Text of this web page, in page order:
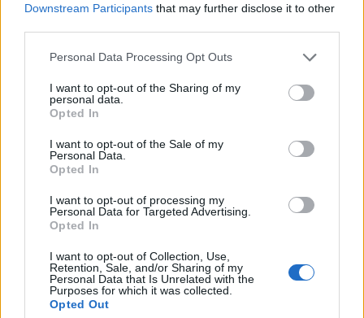
Downstream Participants that may further disclose it to other
Personal Data Processing Opt Outs
I want to opt-out of the Sharing of my
personal data.
Opted In
I want to opt-out of the Sale of my
Personal Data.
Opted In
I want to opt-out of processing my
Personal Data for Targeted Advertising.
Opted In
I want to opt-out of Collection, Use,
Retention, Sale, and/or Sharing of my
Personal Data that Is Unrelated with the
Purposes for which it was collected.
Opted Out
O
C I
O
C O N
O
I G
O
I
N
I S
BUSCAR MÁS
Por favor seleccione los niveles:
Palabras Conectadas Respuesta de nivel 26598